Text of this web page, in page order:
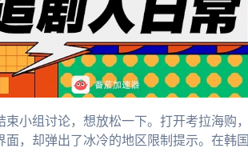
束小组讨论，想放松一下。打开考拉海购
面，却弹出了冰冷的地区限制提示。在韩